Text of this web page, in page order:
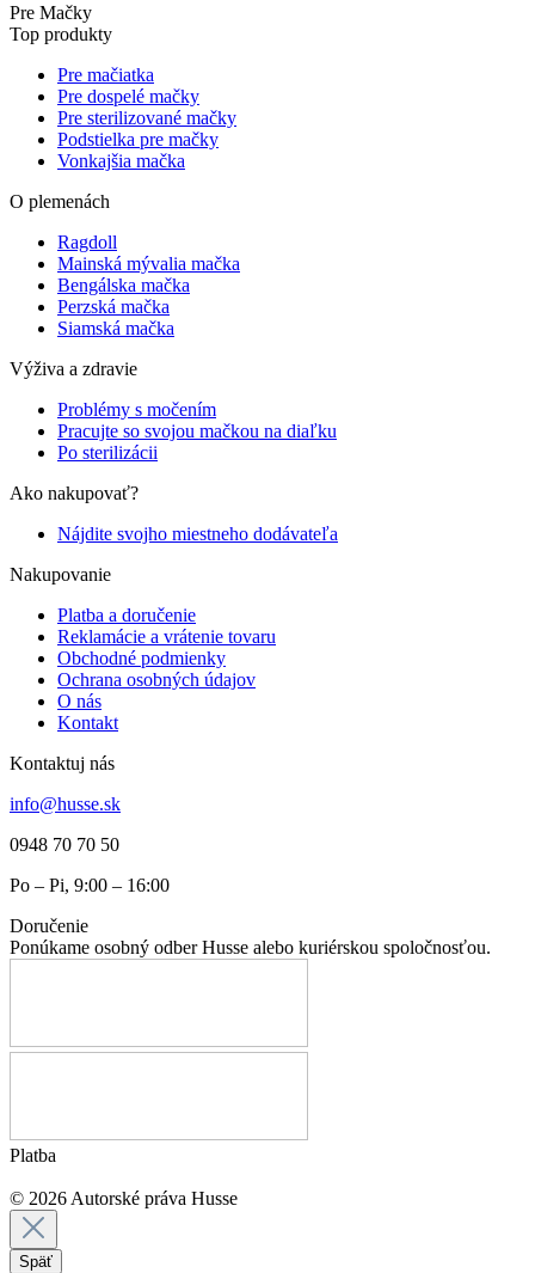
Pre Mačky
Top produkty
Pre mačiatka
Pre dospelé mačky
Pre sterilizované mačky
Podstielka pre mačky
Vonkajšia mačka
O plemenách
Ragdoll
Mainská mývalia mačka
Bengálska mačka
Perzská mačka
Siamská mačka
Výživa a zdravie
Problémy s močením
Pracujte so svojou mačkou na diaľku
Po sterilizácii
Ako nakupovať?
Nájdite svojho miestneho dodávateľa
Nakupovanie
Platba a doručenie
Reklamácie a vrátenie tovaru
Obchodné podmienky
Ochrana osobných údajov
O nás
Kontakt
Kontaktuj nás
info@husse.sk
0948 70 70 50
Po – Pi, 9:00 – 16:00
Doručenie
Ponúkame osobný odber Husse alebo kuriérskou spoločnosťou.
Platba
© 2026 Autorské práva Husse
Späť